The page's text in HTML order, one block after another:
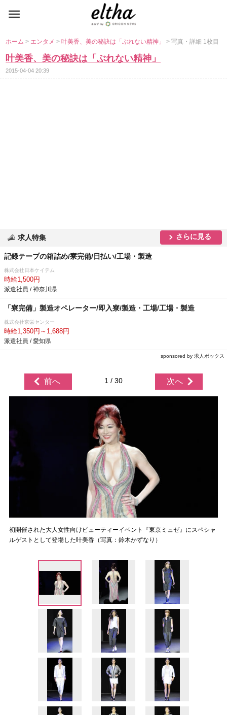
ホーム> エンタメ>叶美香、美の秘訣は「ぶれない精神」> 写真・詳細 1枚目
叶美香、美の秘訣は「ぶれない精神」
2015-04-04 20:39
求人特集 さらに見る
記録テープの箱詰め/寮完備/日払い/工場・製造
株式会社日本ケイテム
時給1,500円
派遣社員 / 神奈川県
「寮完備」製造オペレーター/即入寮/製造・工場/工場・製造
株式会社京栄センター
時給1,350円～1,688円
派遣社員 / 愛知県
sponsored by 求人ボックス
前へ 1 / 30 次へ
初開催された大人女性向けビューティーイベント『東京ミュゼ』にスペシャ
ルゲストとして登場した叶美香（写真：鈴木かずなり）